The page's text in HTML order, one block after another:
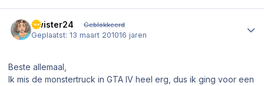
Twister24 Geblokkeerd
Geplaatst:13 maart 201016 jaren
Beste allemaal,
Ik mis de monstertruck in GTA IV heel erg, dus ik ging voor een